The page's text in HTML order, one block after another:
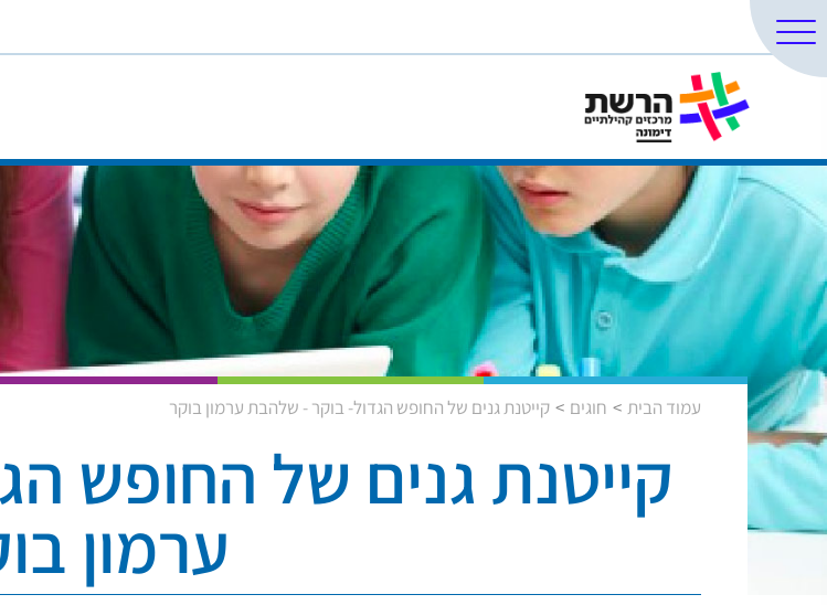
עמוד הבית חוגים קייטנת גנים של החופש הגדול- בוקר - שלהבת ערמון בוקר
קייטנת גנים של החופש
ערמון